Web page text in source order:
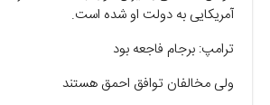
آمریکایی به دولت او شده است.
ترامپ: برجام فاجعه بود
ولی مخالفان توافق احمق هستند